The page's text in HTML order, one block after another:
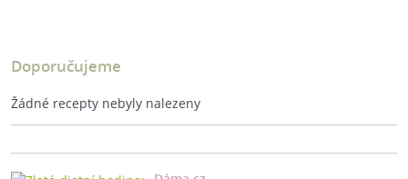
Doporučujeme
Žádné recepty nebyly nalezeny